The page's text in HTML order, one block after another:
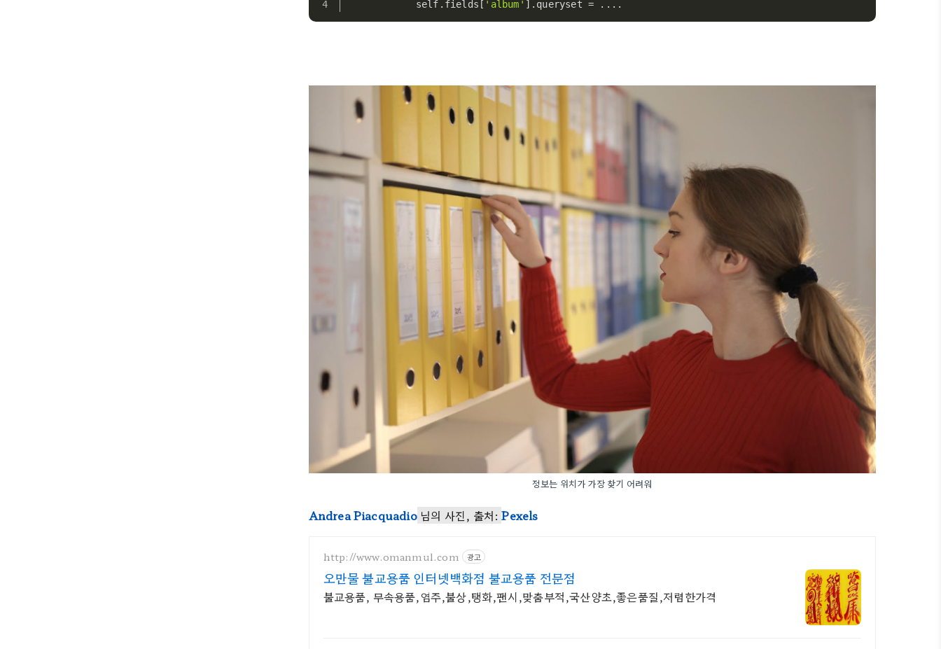
            self.fields[
'album' ].queryset = ....
정보는 위치가 가장 찾기 어려워
Andrea Piacquadio 님의 사진, 출처: Pexels
http://www.omanmul.com 광고
오만물 불교용품 인터넷백화점 불교용품 전문점
불교용품, 무속용품,염주,불상,탱화,팬시,맞춤부적,국산양초,좋은품질,저렴한가격